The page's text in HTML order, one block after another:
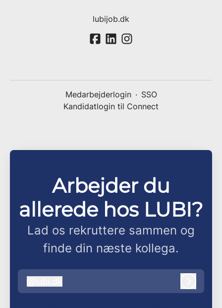
lubijob.dk
Medarbejderlogin · SSO
Kandidatlogin til Connect
Arbejder du
allerede hos LUBI?
Lad os rekruttere sammen og
finde din næste kollega.
lubi.dk